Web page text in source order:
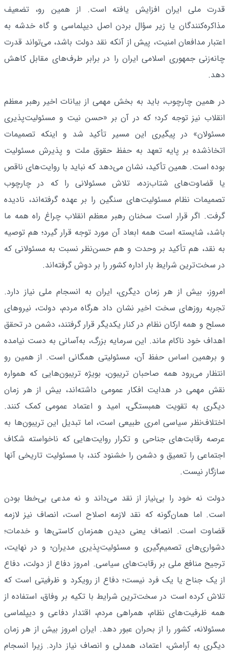
قدرت ملی ایران افزایش یافته است. از همین رو، تضعیف
مذاکره‌کنندگان یا زیر سؤال بردن اصل دیپلماسی و گاه خدشه به
اعتبار مدافعان امنیت، پیش از آنکه نقد دولت باشد، می‌تواند قدرت
چانه‌زنی جمهوری اسلامی ایران را در برابر طرف‌های مقابل کاهش
دهد.
در همین چارچوب، باید به بخش مهمی از بیانات اخیر رهبر معظم
انقلاب نیز توجه کرد؛ که در آن بر «حسن نیت و مسئولیت‌پذیری
مسئولان» در پیگیری این مسیر تأکید شد و اینکه تصمیمات
اتخاذشده بر پایه تعهد به حفظ حقوق ملت و پذیرش مسئولیت
بوده است. همین تأکید، نشان می‌دهد که نباید با روایت‌های ناقص
یا قضاوت‌های شتاب‌زده، تلاش مسئولانی را که در چارچوب
تصمیمات نظام مسئولیت‌های سنگین را بر عهده گرفته‌اند، نادیده
گرفت. اگر قرار است سخنان رهبر معظم انقلاب چراغ راه همه ما
باشد، شایسته است همه ابعاد آن مورد توجه قرار گیرد؛ هم توصیه
به نقد، هم تأکید بر وحدت و هم حسن‌نظر نسبت به مسئولانی که
در سخت‌ترین شرایط بار اداره کشور را بر دوش گرفته‌اند.
امروز، بیش از هر زمان دیگری، ایران به انسجام ملی نیاز دارد.
تجربه روزهای سخت اخیر نشان داد هرگاه مردم، دولت، نیروهای
مسلح و همه ارکان نظام در کنار یکدیگر قرار گرفتند، دشمن در تحقق
اهداف خود ناکام ماند. این سرمایه بزرگ، به‌آسانی به دست نیامده
و برهمین اساس حفظ آن، مسئولیتی همگانی است. از همین رو
انتظار می‌رود همه صاحبان تریبون، بویژه تریبون‌هایی که همواره
نقش مهمی در هدایت افکار عمومی داشته‌اند، بیش از هر زمان
دیگری به تقویت همبستگی، امید و اعتماد عمومی کمک کنند.
اختلاف‌نظر سیاسی امری طبیعی است، اما تبدیل این تریبون‌ها به
عرصه رقابت‌های جناحی و تکرار روایت‌هایی که ناخواسته شکاف
اجتماعی را تعمیق و دشمن را خشنود کند، با مسئولیت تاریخی آنها
سازگار نیست.
دولت نه خود را بی‌نیاز از نقد می‌داند و نه مدعی بی‌خطا بودن
است. اما همان‌گونه که نقد لازمه اصلاح است، انصاف نیز لازمه
قضاوت است. انصاف یعنی دیدن همزمان کاستی‌ها و خدمات؛
دشواری‌های تصمیم‌گیری و مسئولیت‌پذیری مدیران؛ و در نهایت،
ترجیح منافع ملی بر رقابت‌های سیاسی. امروز دفاع از دولت، دفاع
از یک جناح یا یک فرد نیست؛ دفاع از رویکرد و ظرفیتی است که
تلاش کرده است در سخت‌ترین شرایط با تکیه بر وفاق، استفاده از
همه ظرفیت‌های نظام، همراهی مردم، اقتدار دفاعی و دیپلماسی
مسئولانه، کشور را از بحران عبور دهد. ایران امروز بیش از هر زمان
دیگری به آرامش، اعتماد، همدلی و انصاف نیاز دارد. زیرا انسجام